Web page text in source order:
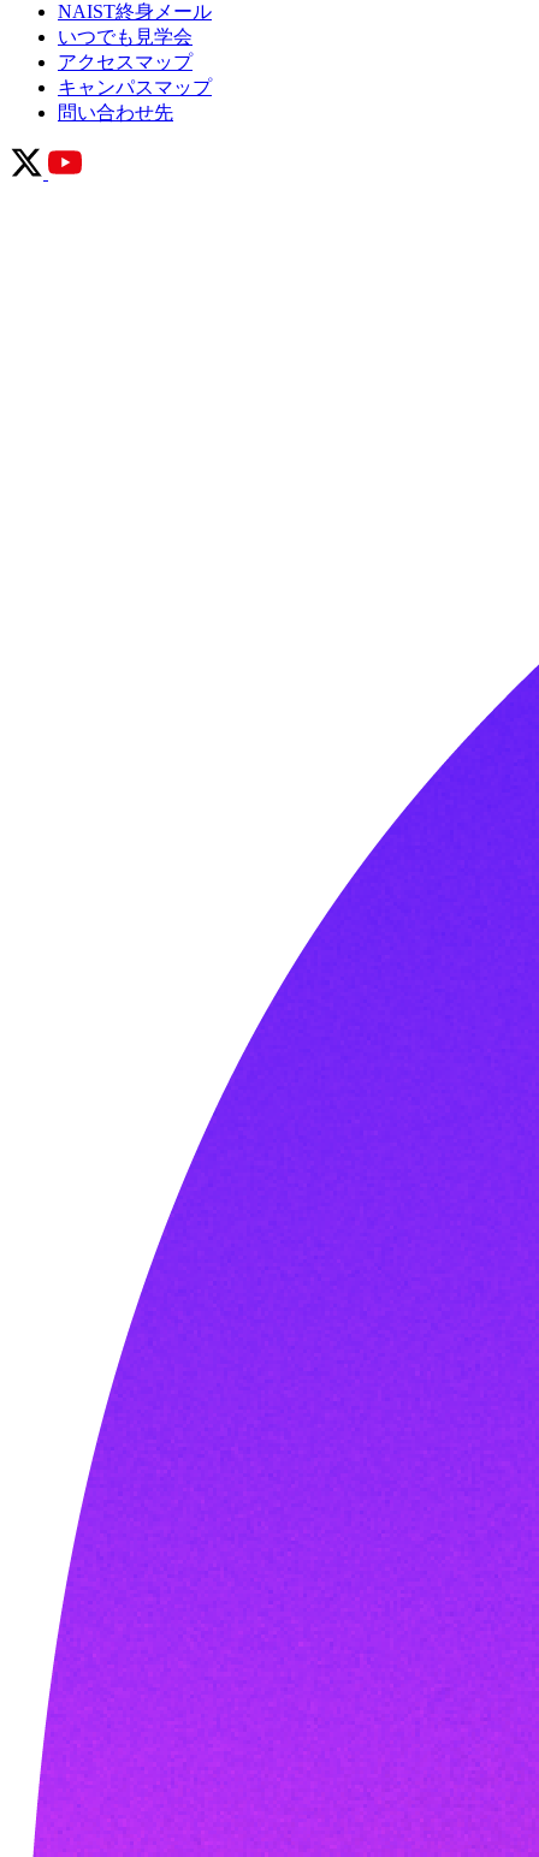
NAIST終身メール
いつでも見学会
アクセスマップ
キャンパスマップ
問い合わせ先